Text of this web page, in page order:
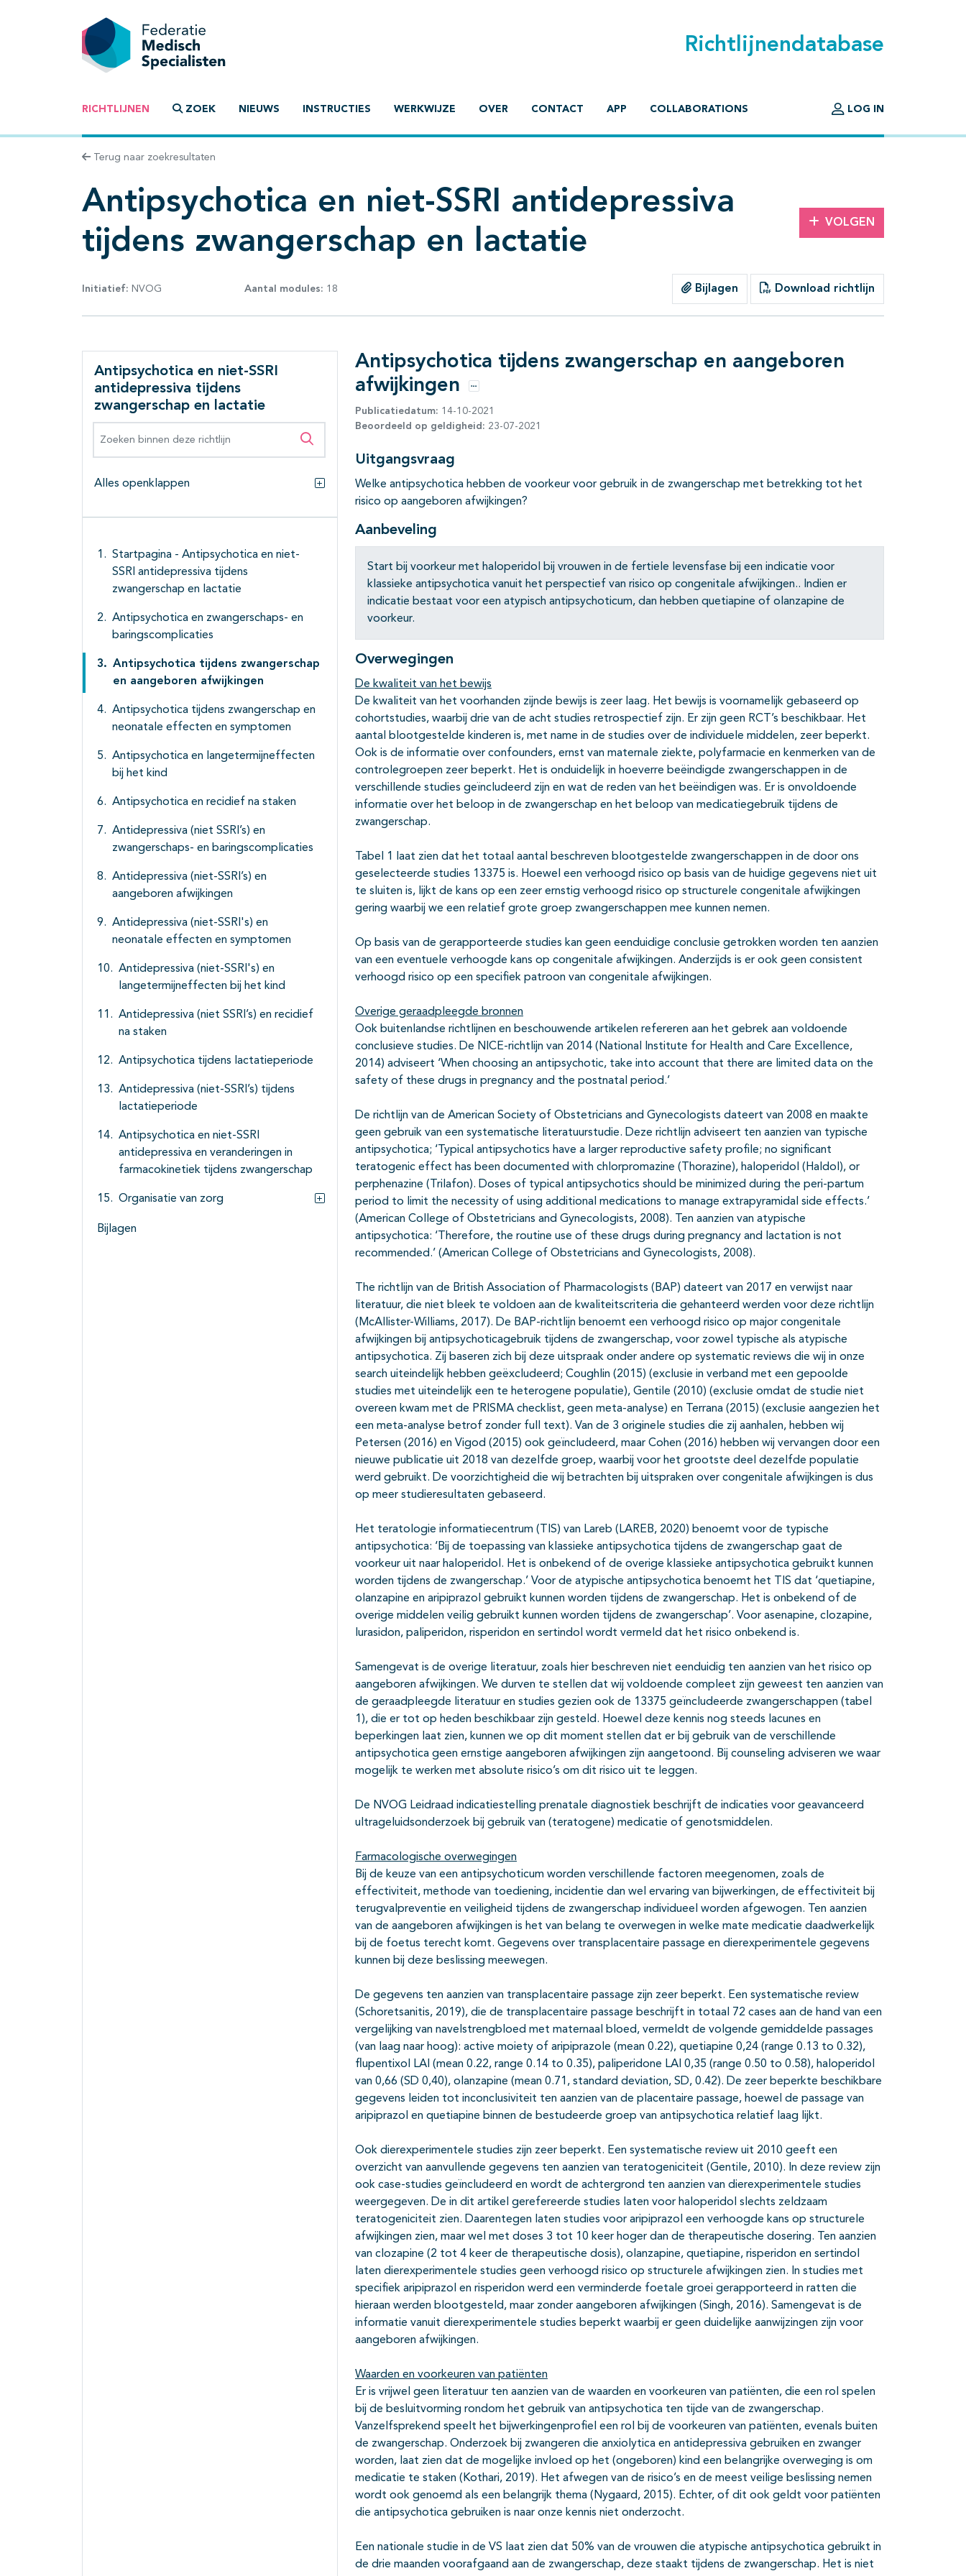
Richtlijnendatabase
RICHTLIJNEN ZOEK NIEUWS INSTRUCTIES WERKWIJZE OVER CONTACT APP COLLABORATIONS LOG IN
Terug naar zoekresultaten
Antipsychotica en niet-SSRI antidepressiva
tijdens zwangerschap en lactatie
VOLGEN
Initiatief: NVOG Aantal modules: 18 Bijlagen Download richtlijn
Antipsychotica en niet-SSRI
antidepressiva tijdens
zwangerschap en lactatie
Zoeken binnen deze richtlijn
Alles openklappen
Alles openklappen
Startpagina - Antipsychotica en niet-
SSRI antidepressiva tijdens
zwangerschap en lactatie
Antipsychotica en zwangerschaps- en
baringscomplicaties
Antipsychotica tijdens zwangerschap
en aangeboren afwijkingen
Antipsychotica tijdens zwangerschap en
neonatale effecten en symptomen
Antipsychotica en langetermijneffecten
bij het kind
Antipsychotica en recidief na staken
Antidepressiva (niet SSRI’s) en
zwangerschaps- en baringscomplicaties
Antidepressiva (niet-SSRI’s) en
aangeboren afwijkingen
Antidepressiva (niet-SSRI's) en
neonatale effecten en symptomen
Antidepressiva (niet-SSRI's) en
langetermijneffecten bij het kind
Antidepressiva (niet SSRI’s) en recidief
na staken
Antipsychotica tijdens lactatieperiode
Antidepressiva (niet-SSRI’s) tijdens
lactatieperiode
Antipsychotica en niet-SSRI
antidepressiva en veranderingen in
farmacokinetiek tijdens zwangerschap
Organisatie van zorg
Subpagina's open- en dichtklappen
Bijlagen
Antipsychotica tijdens zwangerschap en aangeboren
afwijkingen
Opties
Publicatiedatum: 14-10-2021
Beoordeeld op geldigheid: 23-07-2021
Uitgangsvraag
Welke antipsychotica hebben de voorkeur voor gebruik in de zwangerschap met betrekking tot het
risico op aangeboren afwijkingen?
Aanbeveling
Start bij voorkeur met haloperidol bij vrouwen in de fertiele levensfase bij een indicatie voor
klassieke antipsychotica vanuit het perspectief van risico op congenitale afwijkingen.. Indien er
indicatie bestaat voor een atypisch antipsychoticum, dan hebben quetiapine of olanzapine de
voorkeur.
Overwegingen
De kwaliteit van het bewijs
De kwaliteit van het voorhanden zijnde bewijs is zeer laag. Het bewijs is voornamelijk gebaseerd op
cohortstudies, waarbij drie van de acht studies retrospectief zijn. Er zijn geen RCT’s beschikbaar. Het
aantal blootgestelde kinderen is, met name in de studies over de individuele middelen, zeer beperkt.
Ook is de informatie over confounders, ernst van maternale ziekte, polyfarmacie en kenmerken van de
controlegroepen zeer beperkt. Het is onduidelijk in hoeverre beëindigde zwangerschappen in de
verschillende studies geïncludeerd zijn en wat de reden van het beëindigen was. Er is onvoldoende
informatie over het beloop in de zwangerschap en het beloop van medicatiegebruik tijdens de
zwangerschap.
Tabel 1 laat zien dat het totaal aantal beschreven blootgestelde zwangerschappen in de door ons
geselecteerde studies 13375 is. Hoewel een verhoogd risico op basis van de huidige gegevens niet uit
te sluiten is, lijkt de kans op een zeer ernstig verhoogd risico op structurele congenitale afwijkingen
gering waarbij we een relatief grote groep zwangerschappen mee kunnen nemen.
Op basis van de gerapporteerde studies kan geen eenduidige conclusie getrokken worden ten aanzien
van een eventuele verhoogde kans op congenitale afwijkingen. Anderzijds is er ook geen consistent
verhoogd risico op een specifiek patroon van congenitale afwijkingen.
Overige geraadpleegde bronnen
Ook buitenlandse richtlijnen en beschouwende artikelen refereren aan het gebrek aan voldoende
conclusieve studies. De NICE-richtlijn van 2014 (National Institute for Health and Care Excellence,
2014) adviseert ‘When choosing an antipsychotic, take into account that there are limited data on the
safety of these drugs in pregnancy and the postnatal period.’
De richtlijn van de American Society of Obstetricians and Gynecologists dateert van 2008 en maakte
geen gebruik van een systematische literatuurstudie. Deze richtlijn adviseert ten aanzien van typische
antipsychotica; ‘Typical antipsychotics have a larger reproductive safety profile; no significant
teratogenic effect has been documented with chlorpromazine (Thorazine), haloperidol (Haldol), or
perphenazine (Trilafon). Doses of typical antipsychotics should be minimized during the peri-partum
period to limit the necessity of using additional medications to manage extrapyramidal side effects.’
(American College of Obstetricians and Gynecologists, 2008). Ten aanzien van atypische
antipsychotica: ‘Therefore, the routine use of these drugs during pregnancy and lactation is not
recommended.’ (American College of Obstetricians and Gynecologists, 2008).
The richtlijn van de British Association of Pharmacologists (BAP) dateert van 2017 en verwijst naar
literatuur, die niet bleek te voldoen aan de kwaliteitscriteria die gehanteerd werden voor deze richtlijn
(McAllister-Williams, 2017). De BAP-richtlijn benoemt een verhoogd risico op major congenitale
afwijkingen bij antipsychoticagebruik tijdens de zwangerschap, voor zowel typische als atypische
antipsychotica. Zij baseren zich bij deze uitspraak onder andere op systematic reviews die wij in onze
search uiteindelijk hebben geëxcludeerd; Coughlin (2015) (exclusie in verband met een gepoolde
studies met uiteindelijk een te heterogene populatie), Gentile (2010) (exclusie omdat de studie niet
overeen kwam met de PRISMA checklist, geen meta-analyse) en Terrana (2015) (exclusie aangezien het
een meta-analyse betrof zonder full text). Van de 3 originele studies die zij aanhalen, hebben wij
Petersen (2016) en Vigod (2015) ook geïncludeerd, maar Cohen (2016) hebben wij vervangen door een
nieuwe publicatie uit 2018 van dezelfde groep, waarbij voor het grootste deel dezelfde populatie
werd gebruikt. De voorzichtigheid die wij betrachten bij uitspraken over congenitale afwijkingen is dus
op meer studieresultaten gebaseerd.
Het teratologie informatiecentrum (TIS) van Lareb (LAREB, 2020) benoemt voor de typische
antipsychotica: ‘Bij de toepassing van klassieke antipsychotica tijdens de zwangerschap gaat de
voorkeur uit naar haloperidol. Het is onbekend of de overige klassieke antipsychotica gebruikt kunnen
worden tijdens de zwangerschap.’ Voor de atypische antipsychotica benoemt het TIS dat ‘quetiapine,
olanzapine en aripiprazol gebruikt kunnen worden tijdens de zwangerschap. Het is onbekend of de
overige middelen veilig gebruikt kunnen worden tijdens de zwangerschap’. Voor asenapine, clozapine,
lurasidon, paliperidon, risperidon en sertindol wordt vermeld dat het risico onbekend is.
Samengevat is de overige literatuur, zoals hier beschreven niet eenduidig ten aanzien van het risico op
aangeboren afwijkingen. We durven te stellen dat wij voldoende compleet zijn geweest ten aanzien van
de geraadpleegde literatuur en studies gezien ook de 13375 geïncludeerde zwangerschappen (tabel
1), die er tot op heden beschikbaar zijn gesteld. Hoewel deze kennis nog steeds lacunes en
beperkingen laat zien, kunnen we op dit moment stellen dat er bij gebruik van de verschillende
antipsychotica geen ernstige aangeboren afwijkingen zijn aangetoond. Bij counseling adviseren we waar
mogelijk te werken met absolute risico’s om dit risico uit te leggen.
De NVOG Leidraad indicatiestelling prenatale diagnostiek beschrijft de indicaties voor geavanceerd
ultrageluidsonderzoek bij gebruik van (teratogene) medicatie of genotsmiddelen.
Farmacologische overwegingen
Bij de keuze van een antipsychoticum worden verschillende factoren meegenomen, zoals de
effectiviteit, methode van toediening, incidentie dan wel ervaring van bijwerkingen, de effectiviteit bij
terugvalpreventie en veiligheid tijdens de zwangerschap individueel worden afgewogen. Ten aanzien
van de aangeboren afwijkingen is het van belang te overwegen in welke mate medicatie daadwerkelijk
bij de foetus terecht komt. Gegevens over transplacentaire passage en dierexperimentele gegevens
kunnen bij deze beslissing meewegen.
De gegevens ten aanzien van transplacentaire passage zijn zeer beperkt. Een systematische review
(Schoretsanitis, 2019), die de transplacentaire passage beschrijft in totaal 72 cases aan de hand van een
vergelijking van navelstrengbloed met maternaal bloed, vermeldt de volgende gemiddelde passages
(van laag naar hoog): active moiety of aripiprazole (mean 0.22), quetiapine 0,24 (range 0.13 to 0.32),
flupentixol LAI (mean 0.22, range 0.14 to 0.35), paliperidone LAI 0,35 (range 0.50 to 0.58), haloperidol
van 0,66 (SD 0,40), olanzapine (mean 0.71, standard deviation, SD, 0.42). De zeer beperkte beschikbare
gegevens leiden tot inconclusiviteit ten aanzien van de placentaire passage, hoewel de passage van
aripiprazol en quetiapine binnen de bestudeerde groep van antipsychotica relatief laag lijkt.
Ook dierexperimentele studies zijn zeer beperkt. Een systematische review uit 2010 geeft een
overzicht van aanvullende gegevens ten aanzien van teratogeniciteit (Gentile, 2010). In deze review zijn
ook case-studies geïncludeerd en wordt de achtergrond ten aanzien van dierexperimentele studies
weergegeven. De in dit artikel gerefereerde studies laten voor haloperidol slechts zeldzaam
teratogeniciteit zien. Daarentegen laten studies voor aripiprazol een verhoogde kans op structurele
afwijkingen zien, maar wel met doses 3 tot 10 keer hoger dan de therapeutische dosering. Ten aanzien
van clozapine (2 tot 4 keer de therapeutische dosis), olanzapine, quetiapine, risperidon en sertindol
laten dierexperimentele studies geen verhoogd risico op structurele afwijkingen zien. In studies met
specifiek aripiprazol en risperidon werd een verminderde foetale groei gerapporteerd in ratten die
hieraan werden blootgesteld, maar zonder aangeboren afwijkingen (Singh, 2016). Samengevat is de
informatie vanuit dierexperimentele studies beperkt waarbij er geen duidelijke aanwijzingen zijn voor
aangeboren afwijkingen.
Waarden en voorkeuren van patiënten
Er is vrijwel geen literatuur ten aanzien van de waarden en voorkeuren van patiënten, die een rol spelen
bij de besluitvorming rondom het gebruik van antipsychotica ten tijde van de zwangerschap.
Vanzelfsprekend speelt het bijwerkingenprofiel een rol bij de voorkeuren van patiënten, evenals buiten
de zwangerschap. Onderzoek bij zwangeren die anxiolytica en antidepressiva gebruiken en zwanger
worden, laat zien dat de mogelijke invloed op het (ongeboren) kind een belangrijke overweging is om
medicatie te staken (Kothari, 2019). Het afwegen van de risico’s en de meest veilige beslissing nemen
wordt ook genoemd als een belangrijk thema (Nygaard, 2015). Echter, of dit ook geldt voor patiënten
die antipsychotica gebruiken is naar onze kennis niet onderzocht.
Een nationale studie in de VS laat zien dat 50% van de vrouwen die atypische antipsychotica gebruikt in
de drie maanden voorafgaand aan de zwangerschap, deze staakt tijdens de zwangerschap. Het is niet